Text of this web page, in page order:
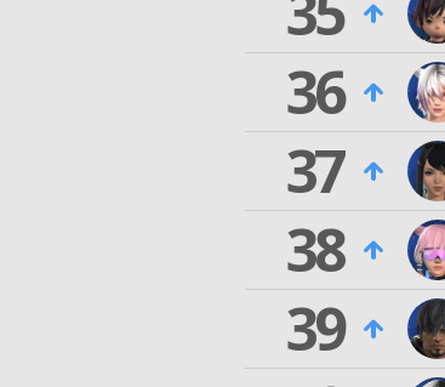
36
37
38
39